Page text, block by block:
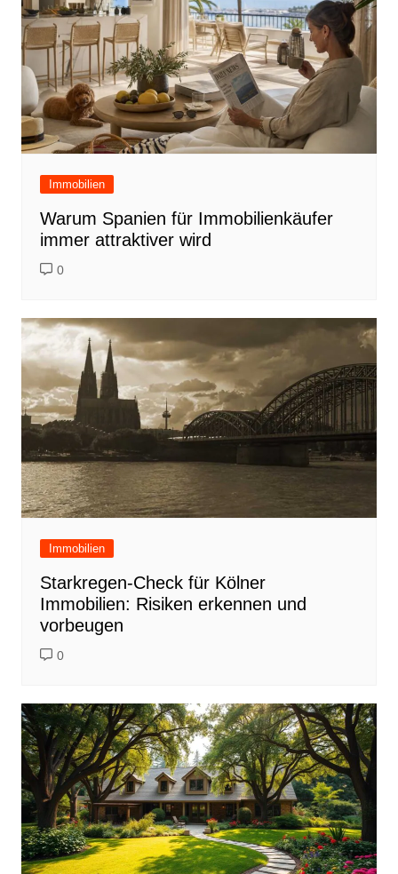
Immobilien
Warum Spanien für Immobilienkäufer
immer attraktiver wird
0
Immobilien
Starkregen-Check für Kölner
Immobilien: Risiken erkennen und
vorbeugen
0